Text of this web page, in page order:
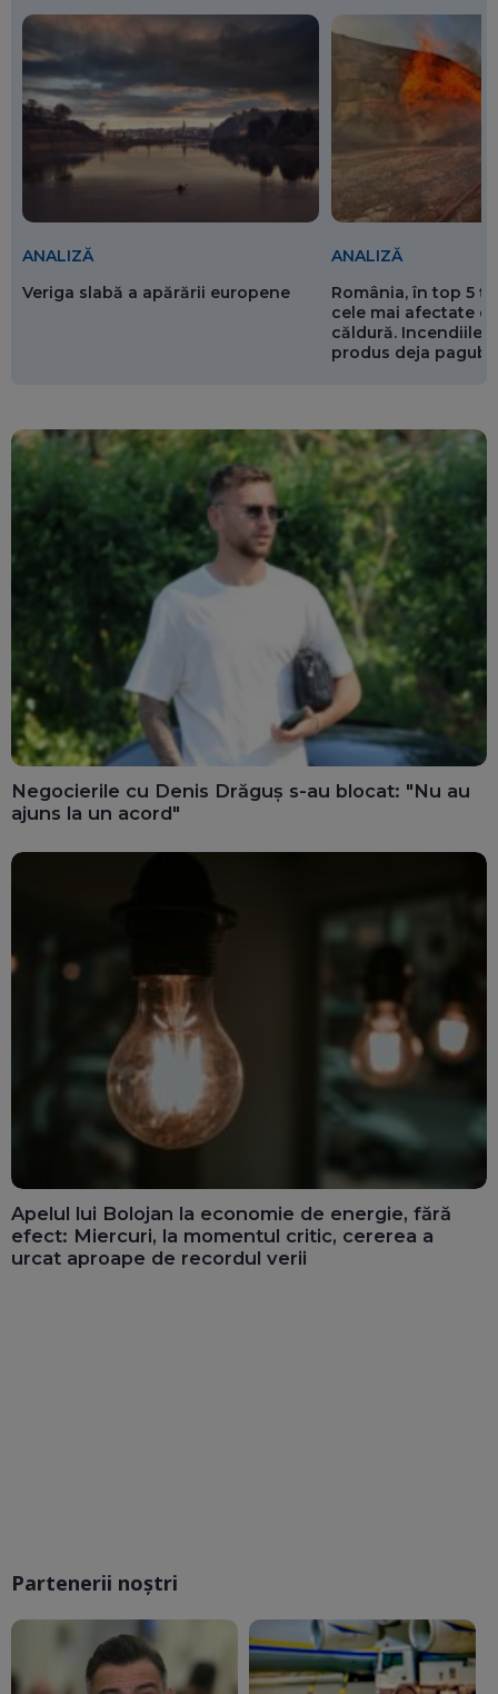
ANALIZĂ
Veriga slabă a apărării europene
ANALIZĂ
România, în top 5
cele mai afectate
căldură. Incendiile
produs deja
Negocierile cu Denis Drăguș s-au blocat: "Nu au
ajuns la un acord"
Apelul lui Bolojan la economie de energie, fără
efect: Miercuri, la momentul critic, cererea a
urcat aproape de recordul verii
Partenerii noștri